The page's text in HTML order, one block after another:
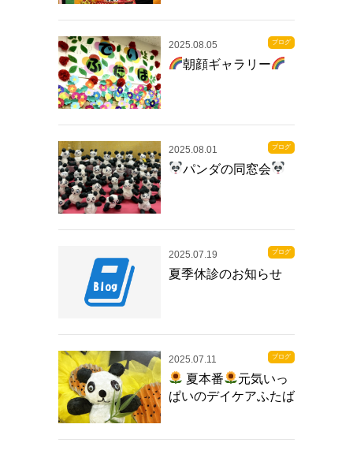
2025.08.05 ブログ
朝顔ギャラリー
2025.08.01 ブログ
パンダの同窓会
2025.07.19 ブログ
夏季休診のお知らせ
2025.07.11 ブログ
夏本番
元気いっ
ぱいのデイケアふたば